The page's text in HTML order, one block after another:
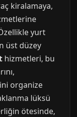
kiralamaya,
yurt
üst düzey
hizmetleri, bu
organize
lüksü
ötesinde,